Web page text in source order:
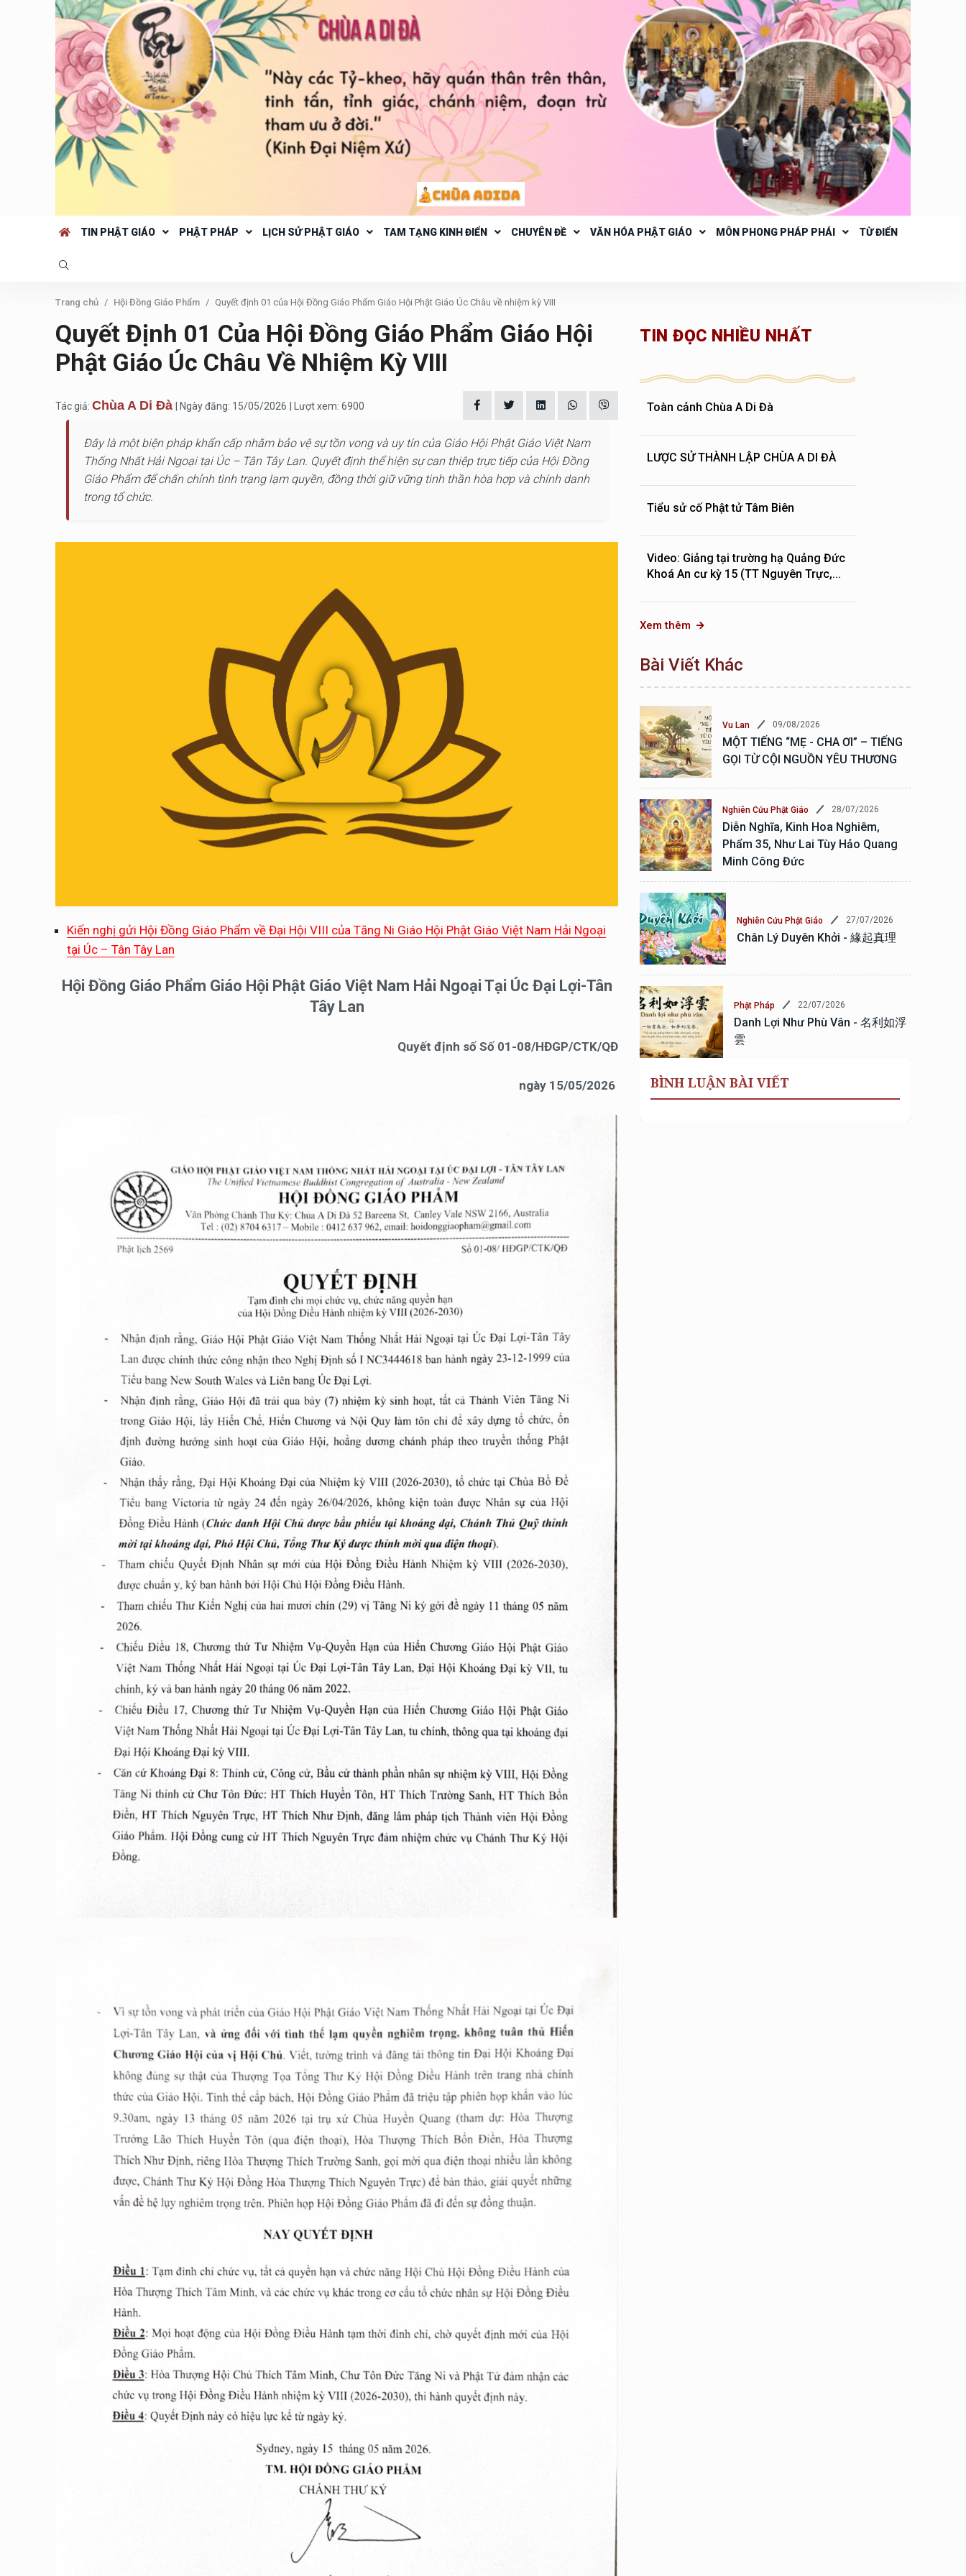
TIN PHẬT GIÁO PHẬT PHÁP LỊCH SỬ PHẬT GIÁO TAM TẠNG KINH ĐIỂN CHUYÊN ĐỀ VĂN HÓA PHẬT GIÁO MÔN PHONG PHÁP PHÁI TỪ ĐIỂN
Trang chủ Hội Đồng Giáo Phẩm Quyết định 01 của Hội Đồng Giáo Phẩm Giáo Hội Phật Giáo Úc Châu về nhiệm kỳ VIII
Quyết Định 01 Của Hội Đồng Giáo Phẩm Giáo Hội
Phật Giáo Úc Châu Về Nhiệm Kỳ VIII
Tác giả: Chùa A Di Đà | Ngày đăng: 15/05/2026 | Lượt xem: 6900
Đây là một biện pháp khẩn cấp nhằm bảo vệ sự tồn vong và uy tín của Giáo Hội Phật Giáo Việt Nam
Thống Nhất Hải Ngoại tại Úc – Tân Tây Lan. Quyết định thể hiện sự can thiệp trực tiếp của Hội Đồng
Giáo Phẩm để chấn chỉnh tình trạng lạm quyền, đồng thời giữ vững tinh thần hòa hợp và chính danh
trong tổ chức.
Kiến nghị gửi Hội Đồng Giáo Phẩm về Đại Hội VIII của Tăng Ni Giáo Hội Phật Giáo Việt Nam Hải Ngoại
tại Úc – Tân Tây Lan
Hội Đồng Giáo Phẩm Giáo Hội Phật Giáo Việt Nam Hải Ngoại Tại Úc Đại Lợi-Tân
Tây Lan
Quyết định số Số 01-08/HĐGP/CTK/QĐ
ngày 15/05/2026
TIN ĐỌC NHIỀU NHẤT
Toàn cảnh Chùa A Di Đà
LƯỢC SỬ THÀNH LẬP CHÙA A DI ĐÀ
Tiểu sử cố Phật tử Tâm Biên
Video: Giảng tại trường hạ Quảng Đức
Khoá An cư kỳ 15 (TT Nguyên Trực,...
Xem thêm
Bài Viết Khác
Vu Lan 09/08/2026
MỘT TIẾNG “MẸ - CHA ƠI” – TIẾNG
GỌI TỪ CỘI NGUỒN YÊU THƯƠNG
Nghiên Cứu Phật Giáo 28/07/2026
Diễn Nghĩa, Kinh Hoa Nghiêm,
Phẩm 35, Như Lai Tùy Hảo Quang
Minh Công Đức
Nghiên Cứu Phật Giáo 27/07/2026
Chân Lý Duyên Khởi - 緣起真理
Phật Pháp 22/07/2026
Danh Lợi Như Phù Vân - 名利如浮
雲
BÌNH LUẬN BÀI VIẾT